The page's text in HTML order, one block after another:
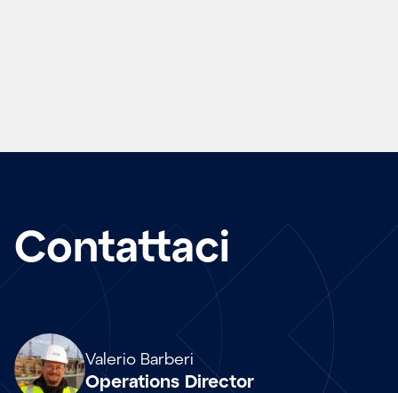
Contattaci
Valerio Barberi
Operations Director
Array